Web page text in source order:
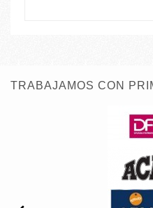
TRABAJAMOS CON